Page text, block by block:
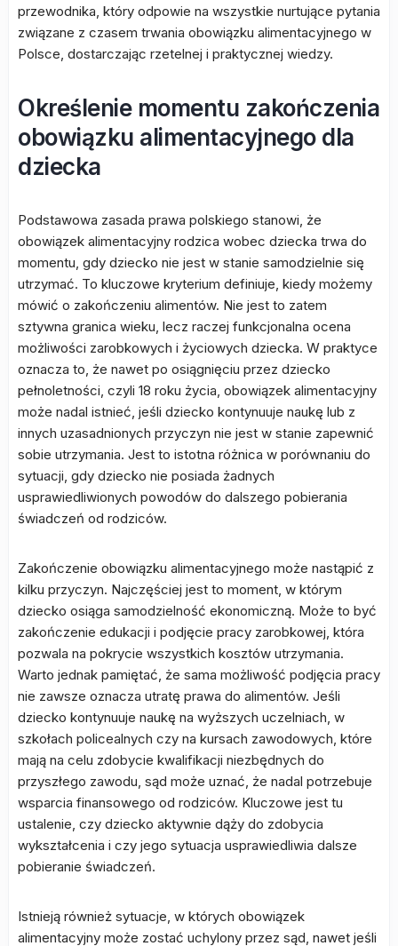
przewodnika, który odpowie na wszystkie nurtujące pytania
związane z czasem trwania obowiązku alimentacyjnego w
Polsce, dostarczając rzetelnej i praktycznej wiedzy.
Określenie momentu zakończenia
obowiązku alimentacyjnego dla
dziecka
Podstawowa zasada prawa polskiego stanowi, że
obowiązek alimentacyjny rodzica wobec dziecka trwa do
momentu, gdy dziecko nie jest w stanie samodzielnie się
utrzymać. To kluczowe kryterium definiuje, kiedy możemy
mówić o zakończeniu alimentów. Nie jest to zatem
sztywna granica wieku, lecz raczej funkcjonalna ocena
możliwości zarobkowych i życiowych dziecka. W praktyce
oznacza to, że nawet po osiągnięciu przez dziecko
pełnoletności, czyli 18 roku życia, obowiązek alimentacyjny
może nadal istnieć, jeśli dziecko kontynuuje naukę lub z
innych uzasadnionych przyczyn nie jest w stanie zapewnić
sobie utrzymania. Jest to istotna różnica w porównaniu do
sytuacji, gdy dziecko nie posiada żadnych
usprawiedliwionych powodów do dalszego pobierania
świadczeń od rodziców.
Zakończenie obowiązku alimentacyjnego może nastąpić z
kilku przyczyn. Najczęściej jest to moment, w którym
dziecko osiąga samodzielność ekonomiczną. Może to być
zakończenie edukacji i podjęcie pracy zarobkowej, która
pozwala na pokrycie wszystkich kosztów utrzymania.
Warto jednak pamiętać, że sama możliwość podjęcia pracy
nie zawsze oznacza utratę prawa do alimentów. Jeśli
dziecko kontynuuje naukę na wyższych uczelniach, w
szkołach policealnych czy na kursach zawodowych, które
mają na celu zdobycie kwalifikacji niezbędnych do
przyszłego zawodu, sąd może uznać, że nadal potrzebuje
wsparcia finansowego od rodziców. Kluczowe jest tu
ustalenie, czy dziecko aktywnie dąży do zdobycia
wykształcenia i czy jego sytuacja usprawiedliwia dalsze
pobieranie świadczeń.
Istnieją również sytuacje, w których obowiązek
alimentacyjny może zostać uchylony przez sąd, nawet jeśli